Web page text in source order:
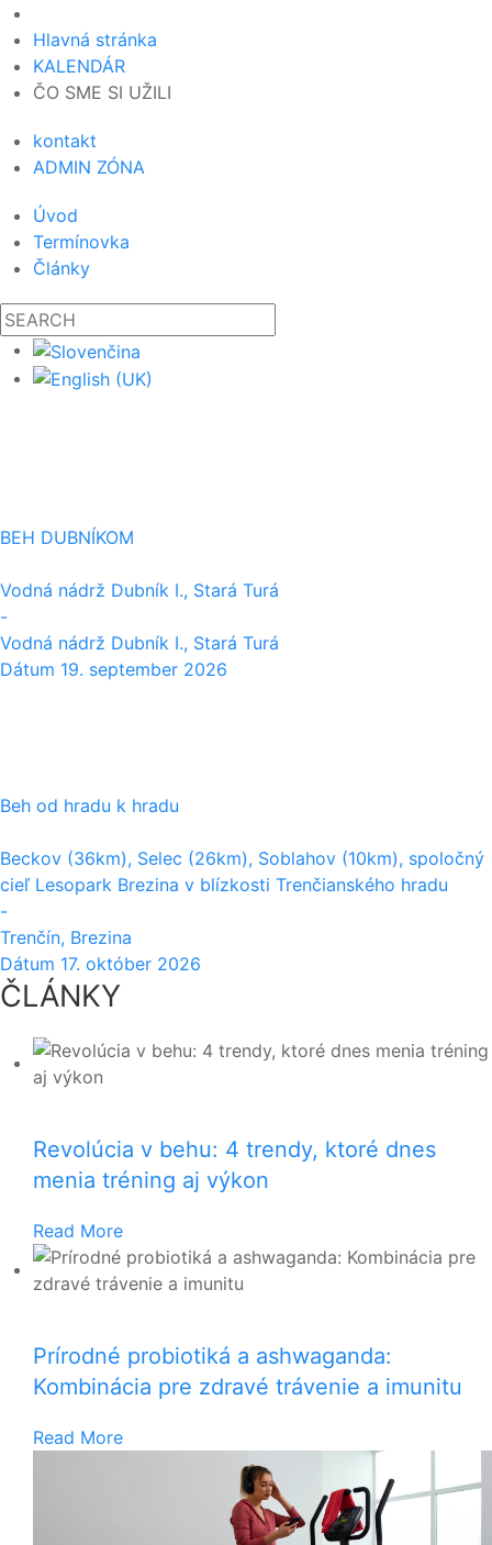
Hlavná stránka
KALENDÁR
ČO SME SI UŽILI
kontakt
ADMIN ZÓNA
Úvod
Termínovka
Články
BEH DUBNÍKOM
Vodná nádrž Dubník I., Stará Turá
-
Vodná nádrž Dubník I., Stará Turá
Dátum 19. september 2026
Beh od hradu k hradu
Beckov (36km), Selec (26km), Soblahov (10km), spoločný
cieľ Lesopark Brezina v blízkosti Trenčianského hradu
-
Trenčín, Brezina
Dátum 17. október 2026
ČLÁNKY
Revolúcia v behu: 4 trendy, ktoré dnes
menia tréning aj výkon
Read More
Prírodné probiotiká a ashwaganda:
Kombinácia pre zdravé trávenie a imunitu
Read More